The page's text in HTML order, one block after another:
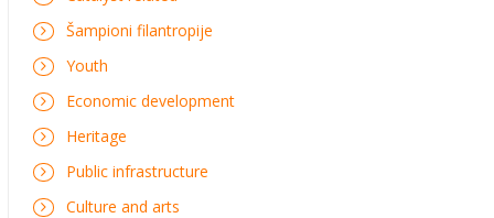
Šampioni filantropije
Youth
Economic development
Heritage
Public infrastructure
Culture and arts